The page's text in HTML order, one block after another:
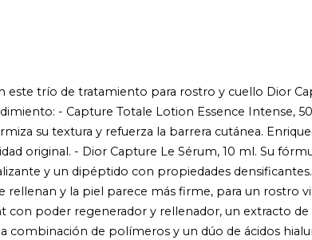
trío de tratamiento para rostro y cuello Dior
- Capture Totale Lotion Essence Intense,
su textura y refuerza la barrera cutánea.
original. - Dior Capture Le Sérum, 10 ml. Su
y un dipéptido con propiedades
rellenan y la piel parece más firme, para un rostro
con poder regenerador y rellenador, un extracto
combinación de polímeros y un dúo de ácidos